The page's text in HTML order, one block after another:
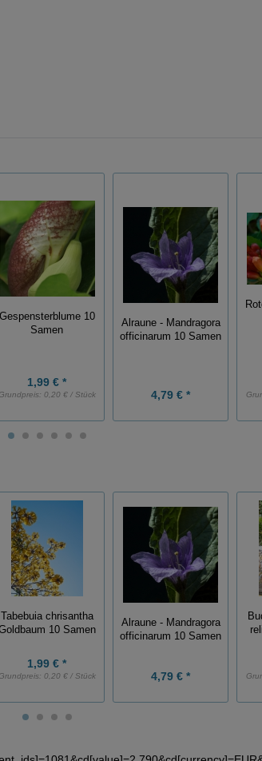
Gespensterblume 10
Samen
1,99 € *
Grundpreis: 0,20 € / Stück
Alraune - Mandragora
officinarum 10 Samen
4,79 € *
Tabebuia chrisantha
10 Samen
1,99 € *
Grundpreis: 0,20 € / Stück
Alraune - Mandragora
officinarum 10 Samen
4,79 € *